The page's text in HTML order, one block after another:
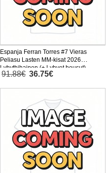
Espanja Ferran Torres #7 Vieras
Peliasu Lasten MM-kisat 2026
Lyhythihainen (+ Lyhyet housut)
91.88€ 36.75€